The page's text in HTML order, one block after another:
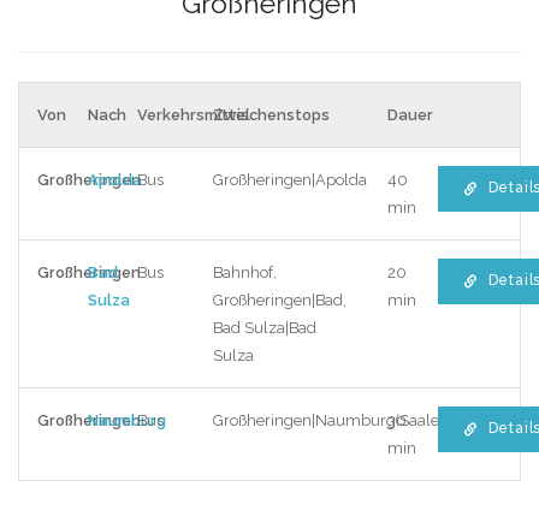
Von Nach VerkehrsmittelZwischenstops Dauer
Großheringen
ApoldaBus Großheringen|Apolda
40
min
Großheringen
Bad
Sulza
Bus
Bahnhof,
Großheringen|Bad,
Bad Sulza|Bad
Sulza
20
min
Großheringen
Naumburg
Bus Großheringen|Naumburg(Saale)Hbf
30
min